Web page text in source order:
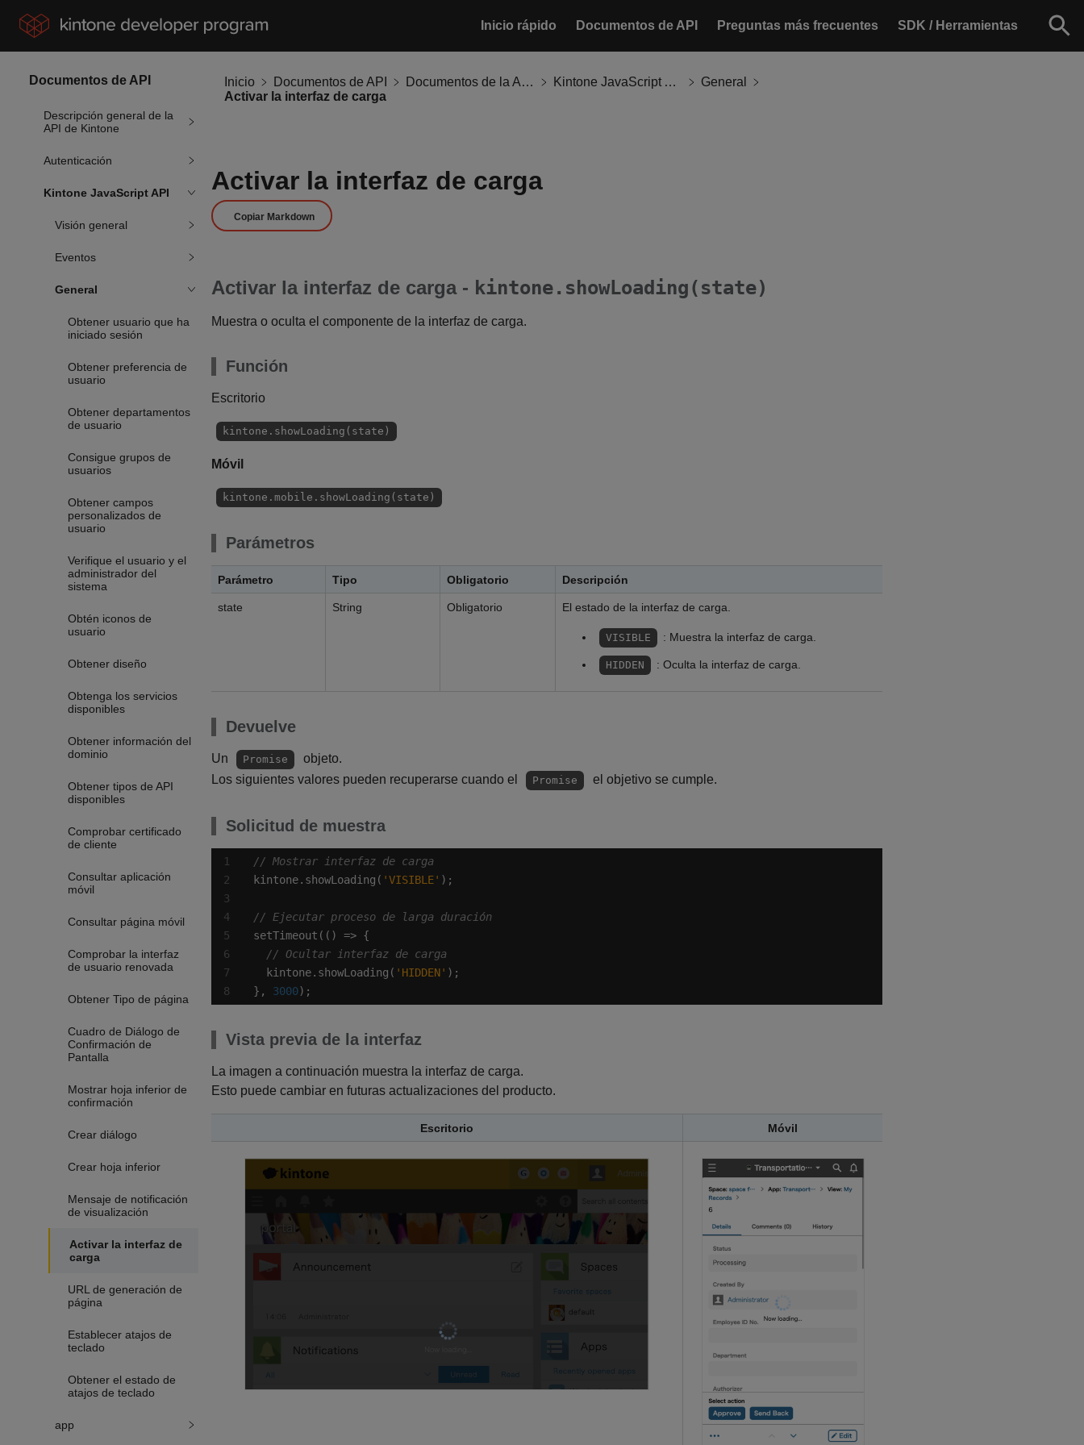
Inicio rápido Documentos de API Preguntas más frecuentes SDK / Herramientas
Documentos de API
Descripción general de la
API de Kintone
Autenticación
Kintone JavaScript API
Visión general
Eventos
General
Obtener usuario que ha
iniciado sesión
Obtener preferencia de
usuario
Obtener departamentos
de usuario
Consigue grupos de
usuarios
Obtener campos
personalizados de
usuario
Verifique el usuario y el
administrador del
sistema
Obtén iconos de
usuario
Obtener diseño
Obtenga los servicios
disponibles
Obtener información del
dominio
Obtener tipos de API
disponibles
Comprobar certificado
de cliente
Consultar aplicación
móvil
Consultar página móvil
Comprobar la interfaz
de usuario renovada
Obtener Tipo de página
Cuadro de Diálogo de
Confirmación de
Pantalla
Mostrar hoja inferior de
confirmación
Crear diálogo
Crear hoja inferior
Mensaje de notificación
de visualización
Activar la interfaz de
carga
URL de generación de
página
Establecer atajos de
teclado
Obtener el estado de
atajos de teclado
app
Inicio Documentos de API Documentos de la API de Kintone Kintone JavaScript API
General
Activar la interfaz de carga
Activar la interfaz de carga
Copiar Markdown
Activar la interfaz de carga - kintone.showLoading(state)
Muestra o oculta el componente de la interfaz de carga.
Función
Escritorio
kintone.showLoading(state)
Móvil
kintone.mobile.showLoading(state)
Parámetros
Parámetro Tipo Obligatorio Descripción
state String Obligatorio El estado de la interfaz de carga.
VISIBLE : Muestra la interfaz de carga.
HIDDEN : Oculta la interfaz de carga.
Devuelve
Un Promise
objeto.
Los siguientes valores pueden recuperarse cuando el
Promise el objetivo se cumple.
Solicitud de muestra
4
kintone.showLoading( 'VISIBLE'
  kintone.showLoading(
'HIDDEN'
}, 3000);
Vista previa de la interfaz
La imagen a continuación muestra la interfaz de carga.
Esto puede cambiar en futuras actualizaciones del producto.
Escritorio Móvil